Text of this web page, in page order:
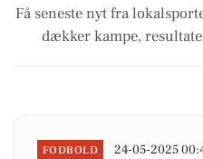
Få seneste nyt fra
dækker kampe,
FODBOLD 24-05-2025